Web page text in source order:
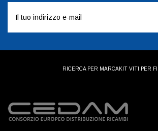
mail
RICERCA PER MARCAKIT VITI PER